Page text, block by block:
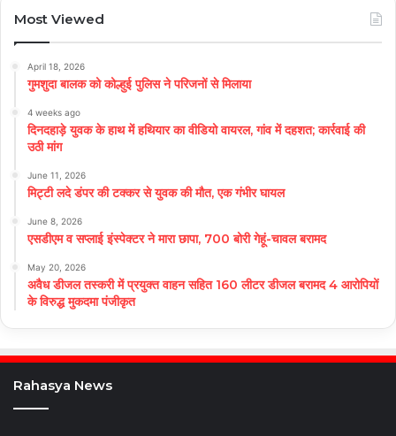
Most Viewed
April 18, 2026
गुमशुदा बालक को कोल्हुई पुलिस ने परिजनों से मिलाया
4 weeks ago
दिनदहाड़े युवक के हाथ में हथियार का वीडियो वायरल, गांव में दहशत; कार्रवाई की
उठी मांग
June 11, 2026
मिट्टी लदे डंपर की टक्कर से युवक की मौत, एक गंभीर घायल
June 8, 2026
एसडीएम व सप्लाई इंस्पेक्टर ने मारा छापा, 700 बोरी गेहूं-चावल बरामद
May 20, 2026
अवैध डीजल तस्करी में प्रयुक्त वाहन सहित 160 लीटर डीजल बरामद 4 आरोपियों
के विरुद्ध मुकदमा पंजीकृत
Rahasya News